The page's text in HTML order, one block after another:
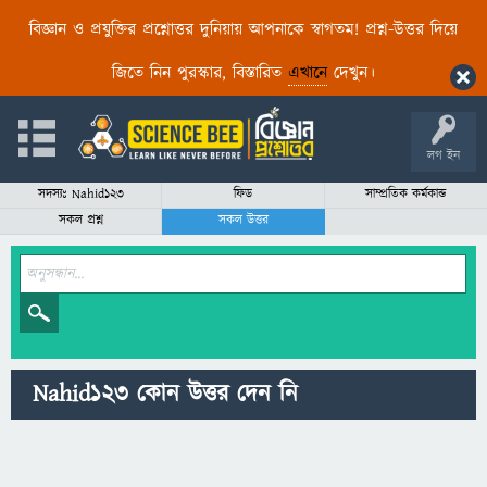
বিজ্ঞান ও প্রযুক্তির প্রশ্নোত্তর দুনিয়ায় আপনাকে স্বাগতম! প্রশ্ন-উত্তর দিয়ে
জিতে নিন পুরস্কার, বিস্তারিত এখানেদেখুন।
লগ ইন
সদস্যঃ Nahid123 ফিড
সাম্প্রতিক কর্মকান্ড
সকল প্রশ্ন
সকল উত্তর
Nahid123 কোন উত্তর দেন নি